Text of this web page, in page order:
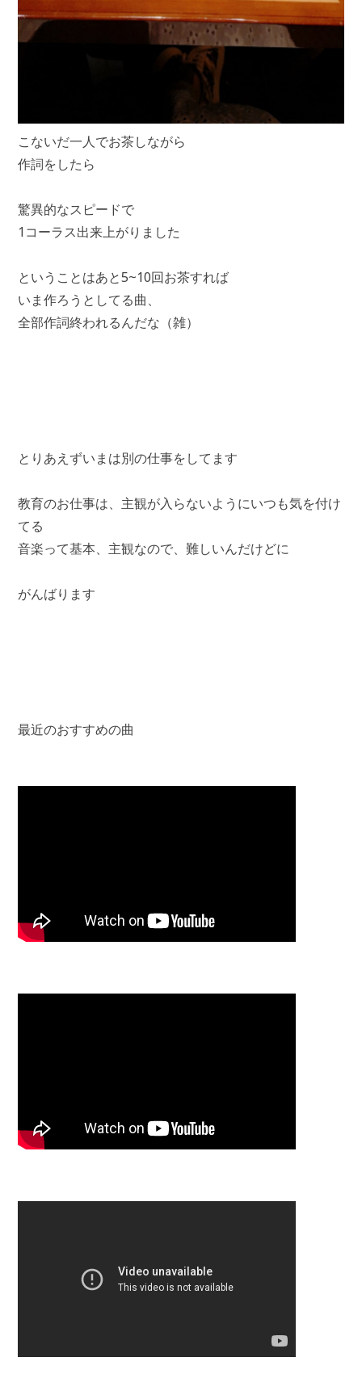
こないだ一人でお茶しながら
作詞をしたら
驚異的なスピードで
1コーラス出来上がりました
ということはあと5~10回お茶すれば
いま作ろうとしてる曲、
全部作詞終われるんだな（雑）
とりあえずいまは別の仕事をしてます
教育のお仕事は、主観が入らないようにいつも気を付け
てる
音楽って基本、主観なので、難しいんだけどに
がんばります
最近のおすすめの曲